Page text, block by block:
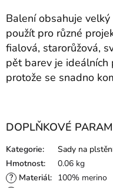
Balení obsahuje
použít pro různé
fialová, starorůžová,
pět barev je ideálních
protože se snadno
DOPLŇKOVÉ
Kategorie:
Sady na
Hmotnost:
0.06 kg
? Materiál: 100% merino